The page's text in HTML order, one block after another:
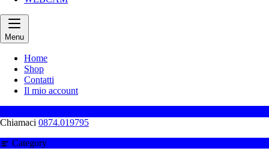
Menu
Home
Shop
Contatti
Il mio account
Chiamaci 0874.019795
Category